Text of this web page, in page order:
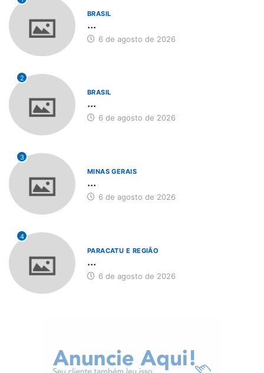
BRASIL
...
6 de agosto de 2026
2
BRASIL
...
6 de agosto de 2026
3
MINAS GERAIS
...
6 de agosto de 2026
4
PARACATU E REGIÃO
...
6 de agosto de 2026